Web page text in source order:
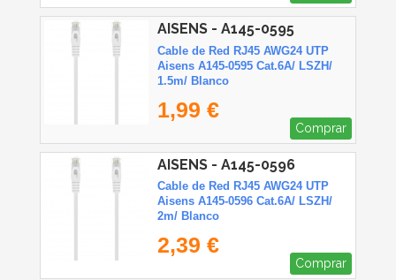
AISENS - A145-0595
Cable de Red RJ45 AWG24 UTP
Aisens A145-0595 Cat.6A/ LSZH/
1.5m/ Blanco
1,99 €
Comprar
AISENS - A145-0596
Cable de Red RJ45 AWG24 UTP
Aisens A145-0596 Cat.6A/ LSZH/
2m/ Blanco
2,39 €
Comprar